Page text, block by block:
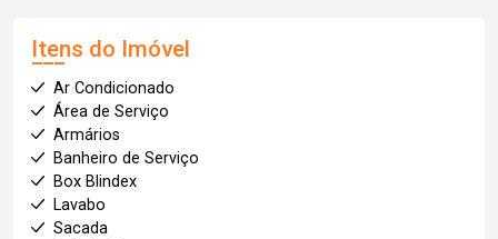
Itens do Imóvel
Ar Condicionado
Área de Serviço
Armários
Banheiro de Serviço
Box Blindex
Lavabo
Sacada